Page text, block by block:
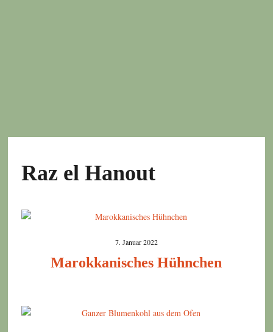
Raz el Hanout
7. Januar 2022
Marokkanisches Hühnchen